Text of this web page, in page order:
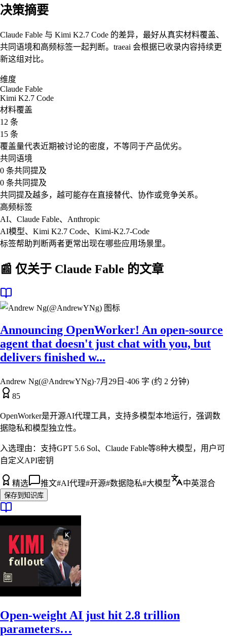
决策摘要
Claude Fable 与 Kimi K2.7 Code 的差异，最好从真实材料覆盖、
共同语境和高频标签一起判断。traeai 会根据已收录内容持续更
新这组对比。
维度
Claude Fable
Kimi K2.7 Code
材料覆盖
12 条
15 条
覆盖量代表近期被讨论的密度，不等同于产品优劣。
共同语境
0 条共同提及
0 条共同提及
共同提及越多，越可能存在直接替代、协作或竞争关系。
高频标签
AI、Claude Fable、Anthropic
AI模型、Kimi K2.7 Code、Kimi-K2.7-Code
标签帮助判断两者更常出现在哪些应用场景里。
📰 仅关于 Claude Fable 的文章
Announcing OpenWorker! An open-source
agent that doesn't just chat with you, but
delivers finished w...
Andrew Ng(@AndrewYNg)·7月29日 ·406 字 (约 2 分钟)
85
OpenWorker是开源AI代理工具，支持多模型本地运行，强调数
据隐私和模型独立性。
入选理由： 支持GPT 5.6 Sol、Claude Fable等8种大模型，用户可
自定义API密钥
精选 推文#AI代理#开源#数据隐私#大模型 中英混合
保存到知识库
Open-weight AI just hit 2.8 trillion
parameters…